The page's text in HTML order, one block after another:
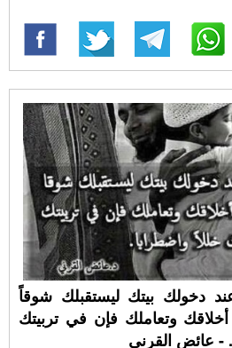
دخولك بيتك ليستقبلك شوقاً
وتعاملك فإن في تربيتك
- عائض القرني